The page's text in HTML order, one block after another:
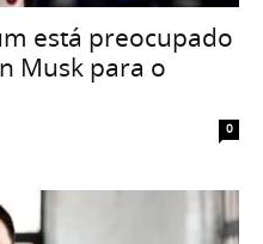
está preocupado
Musk para o
0